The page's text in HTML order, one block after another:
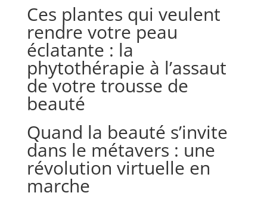
Ces plantes qui veulent
rendre votre peau
éclatante : la
phytothérapie à l’assaut
de votre trousse de
beauté
Quand la beauté s’invite
dans le métavers : une
révolution virtuelle en
marche